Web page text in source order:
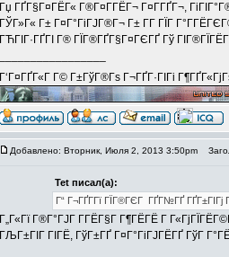
Гџ ГҐГ§Г¤ГЁГ« Г®Г¤Г­ГЁГ¬ Г¤Г­ГҐГ¬,
ГЎГ»Г« Г± Г¤Г°ГіГЈГ®Г¬ Г± Г­Г ГЇГ
ГЋГІГ·ГҐГІ Г® ГЇГ®ГҐГ§Г¤ГЄГҐ Гў
Г‘Г¤ГҐГ«Г Г© Г±ГўГ®Гѕ Г¬ГҐГ·ГІГі
Добавлено: Вторник, Июля 2, 2013 3:50pm
Tet писал(а):
Г“ Г¬ГҐГ­Гї ГЇГ®ГЄГ ГҐГ№ГҐ ГҐГ±ГІГј
Г„Г«Гї Г®Г°ГЈГ Г­ГЁГ§Г Г¶ГЁГЁ Г
ГЉГ±ГІГ ГІГЁ, ГўГ±ГҐ Г¤Г°ГіГЈГЁГҐ ГўГ